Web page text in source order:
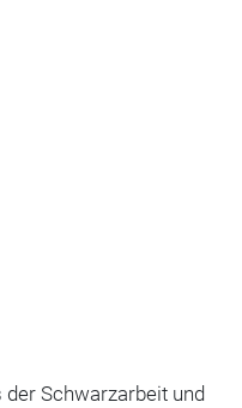
Schwarzarbeit und